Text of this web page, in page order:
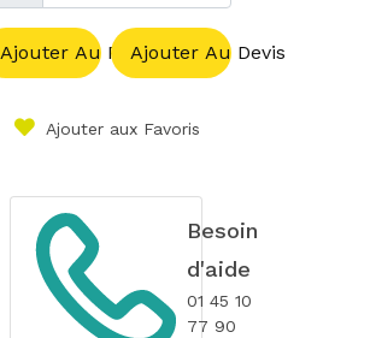
Ajouter Au PanierAjouter Au Devis
Ajouter aux Favoris
Besoin
d'aide
01 45 10
77 90